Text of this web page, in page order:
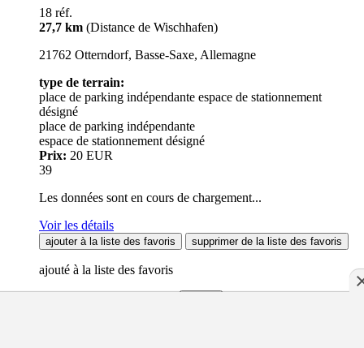
18 réf.
27,7 km (Distance de Wischhafen)
21762 Otterndorf, Basse-Saxe, Allemagne
type de terrain:
place de parking indépendante espace de stationnement
désigné
place de parking indépendante
espace de stationnement désigné
Prix: 20 EUR
39
Les données sont en cours de chargement...
Voir les détails
ajouter à la liste des favoris supprimer de la liste des favoris
ajouté à la liste des favoris